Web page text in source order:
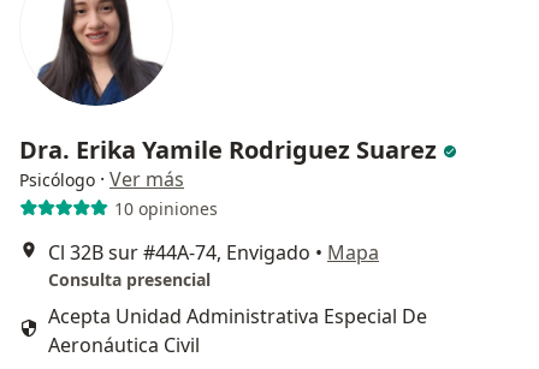
Dra. Erika Yamile Rodriguez Suarez
Psicólogo · Ver más
10 opiniones
Cl 32B sur #44A-74, Envigado • Mapa
Consulta presencial
Acepta Unidad Administrativa Especial De
Aeronáutica Civil